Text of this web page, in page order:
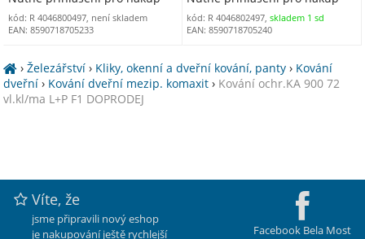
kód: R 4046800497, není skladem
EAN: 8590718705233
kód: R 4046802497,skladem 1 sd
EAN: 8590718705240
›Železářství › Kliky, okenní a dveřní kování, panty › Kování
dveřní › Kování dveřní mezip. komaxit › Kování ochr.KA 900 72
vl.kl/ma L+P F1 DOPRODEJ
Facebook Bela Most
Víte, že
jsme připravili nový eshop
je nakupování ještě rychlejší